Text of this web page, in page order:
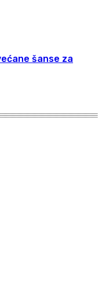
šanse za